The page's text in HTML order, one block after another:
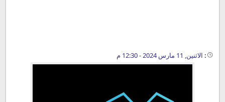
: الاثنين, 11 مارس 2024 - 12:30 م